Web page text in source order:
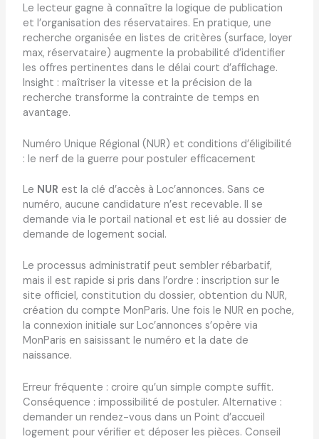
Le lecteur gagne à connaître la logique de publication
et l’organisation des réservataires. En pratique, une
recherche organisée en listes de critères (surface, loyer
max, réservataire) augmente la probabilité d’identifier
les offres pertinentes dans le délai court d’affichage.
Insight : maîtriser la vitesse et la précision de la
recherche transforme la contrainte de temps en
avantage.
Numéro Unique Régional (NUR) et conditions d’éligibilité
: le nerf de la guerre pour postuler efficacement
Le NUR est la clé d’accès à Loc’annonces. Sans ce
numéro, aucune candidature n’est recevable. Il se
demande via le portail national et est lié au dossier de
demande de logement social.
Le processus administratif peut sembler rébarbatif,
mais il est rapide si pris dans l’ordre : inscription sur le
site officiel, constitution du dossier, obtention du NUR,
création du compte MonParis. Une fois le NUR en poche,
la connexion initiale sur Loc’annonces s’opère via
MonParis en saisissant le numéro et la date de
naissance.
Erreur fréquente : croire qu’un simple compte suffit.
Conséquence : impossibilité de postuler. Alternative :
demander un rendez-vous dans un Point d’accueil
logement pour vérifier et déposer les pièces. Conseil